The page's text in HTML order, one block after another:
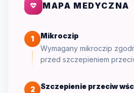
MAPA MEDYCZNA
1
Mikroczip
Wymagany mikroczip
przed szczepieniem
2
Szczepienie przeciw